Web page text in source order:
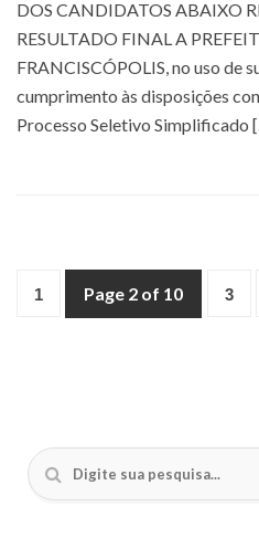
DOS CANDIDATOS ABAIXO
RESULTADO FINAL A
FRANCISCÓPOLIS, no uso de
cumprimento às disposições
Processo Seletivo Simplificado
1 Page 2 of 10 3